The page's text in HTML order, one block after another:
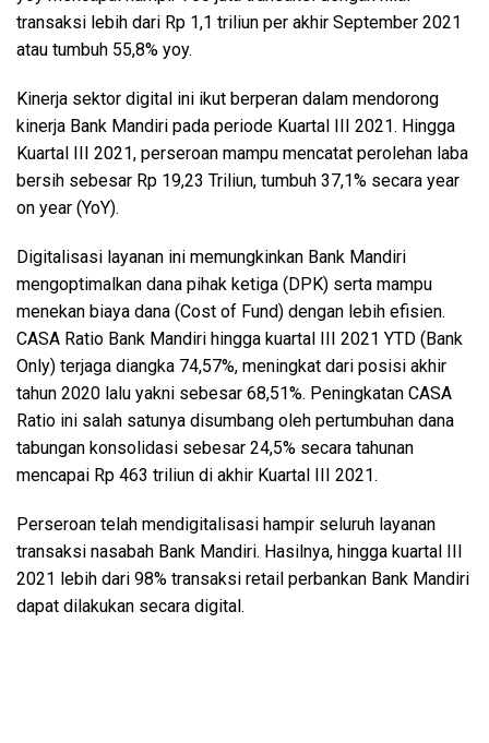
transaksi lebih dari Rp 1,1 triliun per akhir September 2021
atau tumbuh 55,8% yoy.
Kinerja sektor digital ini ikut berperan dalam mendorong
kinerja Bank Mandiri pada periode Kuartal III 2021. Hingga
Kuartal III 2021, perseroan mampu mencatat perolehan laba
bersih sebesar Rp 19,23 Triliun, tumbuh 37,1% secara year
on year (YoY).
Digitalisasi layanan ini memungkinkan Bank Mandiri
mengoptimalkan dana pihak ketiga (DPK) serta mampu
menekan biaya dana (Cost of Fund) dengan lebih efisien.
CASA Ratio Bank Mandiri hingga kuartal III 2021 YTD (Bank
Only) terjaga diangka 74,57%, meningkat dari posisi akhir
tahun 2020 lalu yakni sebesar 68,51%. Peningkatan CASA
Ratio ini salah satunya disumbang oleh pertumbuhan dana
tabungan konsolidasi sebesar 24,5% secara tahunan
mencapai Rp 463 triliun di akhir Kuartal III 2021.
Perseroan telah mendigitalisasi hampir seluruh layanan
transaksi nasabah Bank Mandiri. Hasilnya, hingga kuartal III
2021 lebih dari 98% transaksi retail perbankan Bank Mandiri
dapat dilakukan secara digital.